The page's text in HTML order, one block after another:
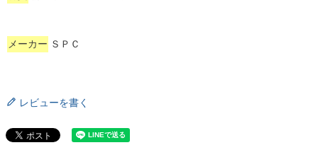
メーカー ＳＰＣ
レビューを書く